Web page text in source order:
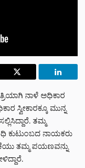
ನಾಳೆ ಅಧಿಕಾರ
ಸ್ವೀಕಾರಕ್ಕೂ ಮುನ್ನ
ತಮ್ಮ
ಕುಟುಂಬದ ನಾಯಕರು
ತಮ್ಮ ಪಯಣವನ್ನು